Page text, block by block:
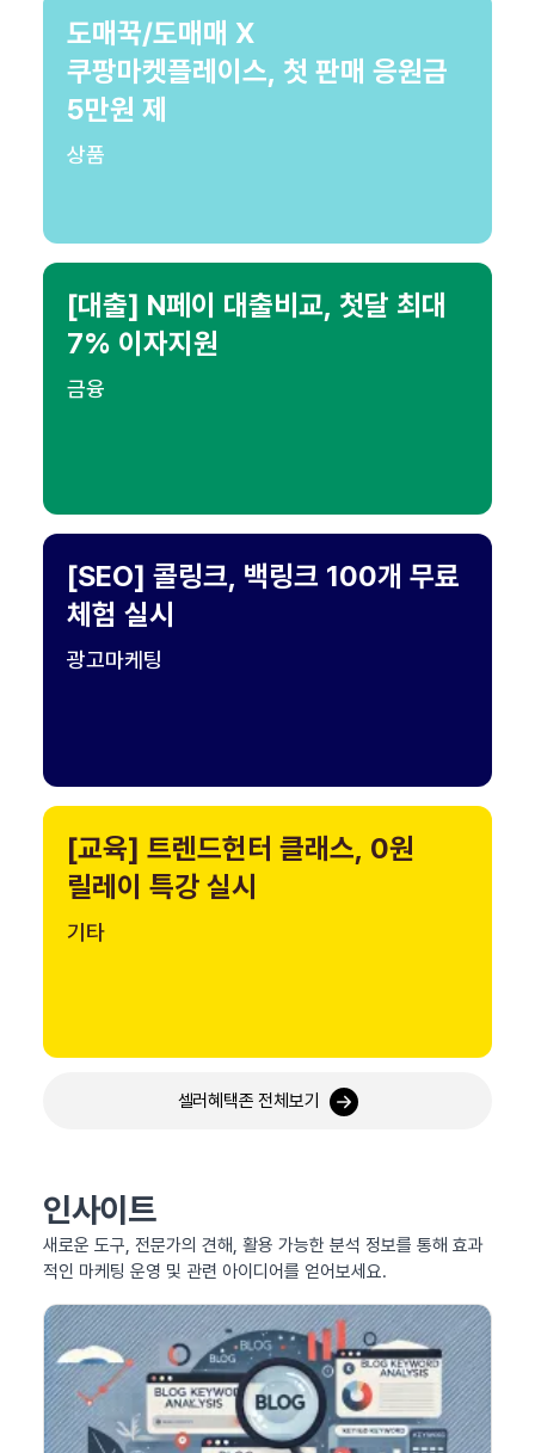
도매꾹/도매매 X
쿠팡마켓플레이스, 첫 판매 응원금
5만원 제
상품
[대출] N페이 대출비교, 첫달 최대
7% 이자지원
금융
[SEO] 콜링크, 백링크 100개 무료
체험 실시
광고마케팅
[교육] 트렌드헌터 클래스, 0원
릴레이 특강 실시
기타
셀러혜택존 전체보기
인사이트
새로운 도구, 전문가의 견해, 활용 가능한 분석 정보를 통해 효과
적인 마케팅 운영 및 관련 아이디어를 얻어보세요.